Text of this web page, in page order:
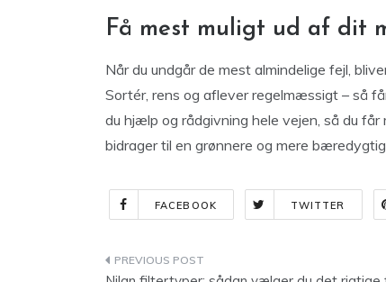
Få mest muligt ud af dit
Når du undgår de mest almindelige fejl,
Sortér, rens og aflever regelmæssigt – så
du hjælp og rådgivning hele vejen, så du
bidrager til en grønnere og mere
FACEBOOK TWITTER
Indlægsnavigation